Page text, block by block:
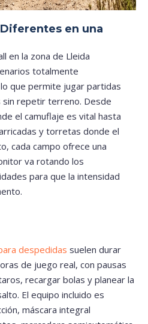
en una
en la zona de Lleida
totalmente
que permite jugar partidas
sin repetir terreno. Desde
el camuflaje es vital hasta
y torretas donde el
cada campo ofrece una
va rotando los
para que la intensidad
despedidas suelen durar
de juego real, con pausas
recargar bolas y planear la
El equipo incluido es
máscara integral